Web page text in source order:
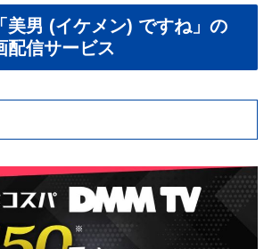
美男 (イケメン) ですね」の
配信サービス